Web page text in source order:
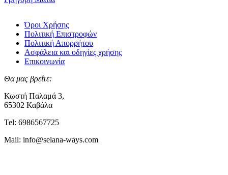
Όροι Χρήσης
Πολιτική Επιστροφών
Πολιτική Απορρήτου
Ασφάλεια και οδηγίες χρήσης
Επικοινωνία
Θα μας βρείτε:
Κωστή Παλαμά 3,
65302 Καβάλα
Tel: 6986567725
Mail: info@selana-ways.com